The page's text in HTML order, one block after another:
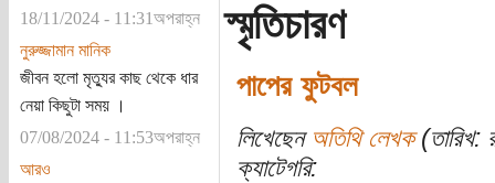
18/11/2024 - 11:31অপরাহ্ন
নুরুজ্জামান মানিক
জীবন হলো মৃত্যুর কাছ থেকে ধার
নেয়া কিছুটা সময় ।
07/08/2024 - 11:53অপরাহ্ন
আরও
স্মৃতিচারণ
পাপের ফুটবল
লিখেছেন অতিথি লেখক(তারিখ:
ক্যাটেগরি: